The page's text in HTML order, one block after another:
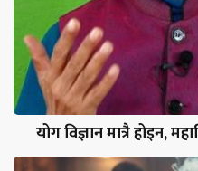
योग विज्ञान मात्रै होइन,